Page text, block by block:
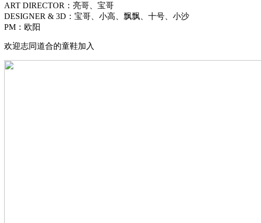
ART DIRECTOR：亮哥、宝哥
DESIGNER & 3D：宝哥、小高、飘飘、十号、小沙
PM：欧阳
欢迎志同道合的童鞋加入